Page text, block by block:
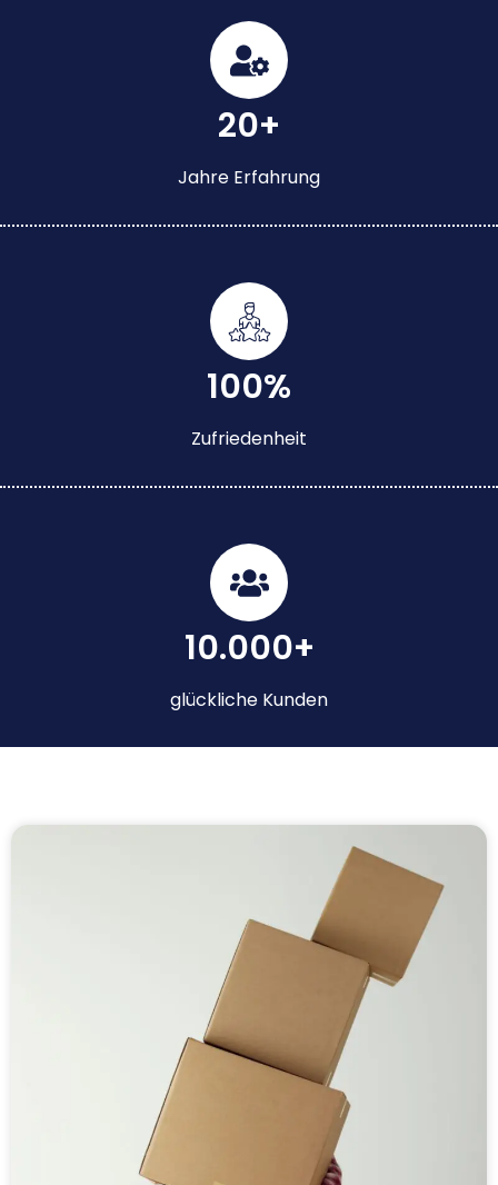
20+
Jahre Erfahrung
100%
Zufriedenheit
10.000+
glückliche Kunden